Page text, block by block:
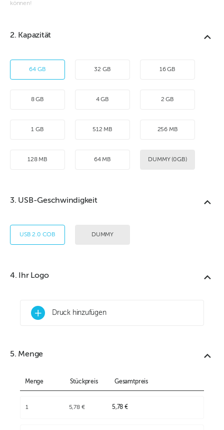
können!
2. Kapazität
64 GB 32 GB 16 GB
8 GB 4 GB 2 GB
1 GB 512 MB 256 MB
128 MB 64 MB DUMMY (0GB)
3. USB-Geschwindigkeit
USB 2.0 COB DUMMY
4. Ihr Logo
+ Druck hinzufügen
5. Menge
Menge Stückpreis Gesamtpreis
1 5,78 € 5,78 €